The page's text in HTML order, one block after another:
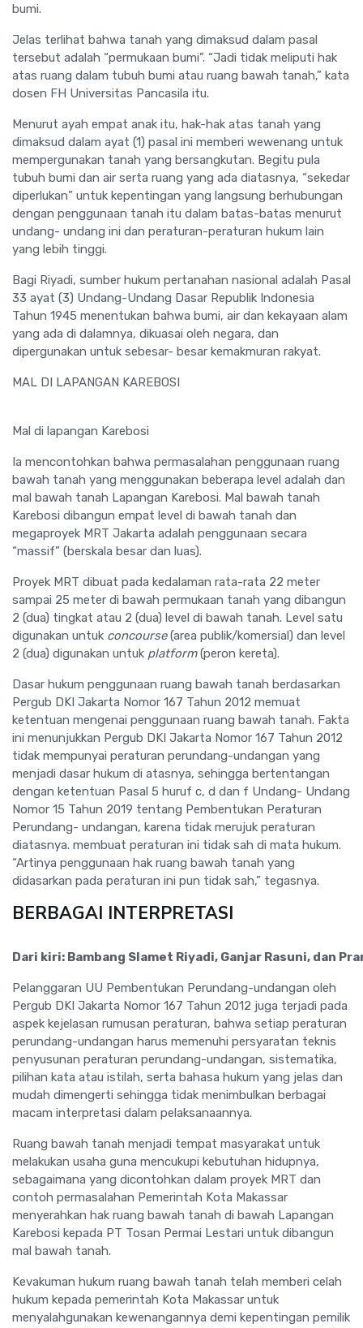
bumi.
Jelas terlihat bahwa tanah yang dimaksud dalam pasal
tersebut adalah “permukaan bumi”. “Jadi tidak meliputi hak
atas ruang dalam tubuh bumi atau ruang bawah tanah,” kata
dosen FH Universitas Pancasila itu.
Menurut ayah empat anak itu, hak-hak atas tanah yang
dimaksud dalam ayat (1) pasal ini memberi wewenang untuk
mempergunakan tanah yang bersangkutan. Begitu pula
tubuh bumi dan air serta ruang yang ada diatasnya, “sekedar
diperlukan” untuk kepentingan yang langsung berhubungan
dengan penggunaan tanah itu dalam batas-batas menurut
undang- undang ini dan peraturan-peraturan hukum lain
yang lebih tinggi.
Bagi Riyadi, sumber hukum pertanahan nasional adalah Pasal
33 ayat (3) Undang-Undang Dasar Republik Indonesia
Tahun 1945 menentukan bahwa bumi, air dan kekayaan alam
yang ada di dalamnya, dikuasai oleh negara, dan
dipergunakan untuk sebesar- besar kemakmuran rakyat.
MAL DI LAPANGAN KAREBOSI
Mal di lapangan Karebosi
Ia mencontohkan bahwa permasalahan penggunaan ruang
bawah tanah yang menggunakan beberapa level adalah dan
mal bawah tanah Lapangan Karebosi. Mal bawah tanah
Karebosi dibangun empat level di bawah tanah dan
megaproyek MRT Jakarta adalah penggunaan secara
“massif” (berskala besar dan luas).
Proyek MRT dibuat pada kedalaman rata-rata 22 meter
sampai 25 meter di bawah permukaan tanah yang dibangun
2 (dua) tingkat atau 2 (dua) level di bawah tanah. Level satu
digunakan untuk concourse(area publik/komersial) dan level
2 (dua) digunakan untuk platform(peron kereta).
Dasar hukum penggunaan ruang bawah tanah berdasarkan
Pergub DKI Jakarta Nomor 167 Tahun 2012 memuat
ketentuan mengenai penggunaan ruang bawah tanah. Fakta
ini menunjukkan Pergub DKI Jakarta Nomor 167 Tahun 2012
tidak mempunyai peraturan perundang-undangan yang
menjadi dasar hukum di atasnya, sehingga bertentangan
dengan ketentuan Pasal 5 huruf c, d dan f Undang- Undang
Nomor 15 Tahun 2019 tentang Pembentukan Peraturan
Perundang- undangan, karena tidak merujuk peraturan
diatasnya. membuat peraturan ini tidak sah di mata hukum.
“Artinya penggunaan hak ruang bawah tanah yang
didasarkan pada peraturan ini pun tidak sah,” tegasnya.
BERBAGAI INTERPRETASI
Dari kiri: Bambang Slamet Riyadi, Ganjar Rasuni, dan
Pelanggaran UU Pembentukan Perundang-undangan oleh
Pergub DKI Jakarta Nomor 167 Tahun 2012 juga terjadi pada
aspek kejelasan rumusan peraturan, bahwa setiap peraturan
perundang-undangan harus memenuhi persyaratan teknis
penyusunan peraturan perundang-undangan, sistematika,
pilihan kata atau istilah, serta bahasa hukum yang jelas dan
mudah dimengerti sehingga tidak menimbulkan berbagai
macam interpretasi dalam pelaksanaannya.
Ruang bawah tanah menjadi tempat masyarakat untuk
melakukan usaha guna mencukupi kebutuhan hidupnya,
sebagaimana yang dicontohkan dalam proyek MRT dan
contoh permasalahan Pemerintah Kota Makassar
menyerahkan hak ruang bawah tanah di bawah Lapangan
Karebosi kepada PT Tosan Permai Lestari untuk dibangun
mal bawah tanah.
Kevakuman hukum ruang bawah tanah telah memberi celah
hukum kepada pemerintah Kota Makassar untuk
menyalahgunakan kewenangannya demi kepentingan pemilik